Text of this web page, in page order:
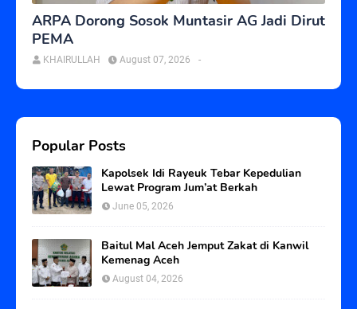
ARPA Dorong Sosok Muntasir AG Jadi Dirut
PEMA
KHAIRULLAH -
August 07, 2026
Popular Posts
Kapolsek Idi Rayeuk Tebar Kepedulian
Lewat Program Jum’at Berkah
June 05, 2026
Baitul Mal Aceh Jemput Zakat di Kanwil
Kemenag Aceh
August 04, 2026